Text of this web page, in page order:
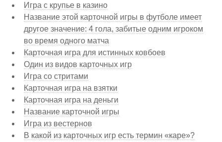
Игра с крупье в казино
Название этой карточной игры в футболе имеет
другое значение: 4 гола, забитые одним игроком
во время одного матча
Карточная игра для истинных ковбоев
Один из видов карточных игр
Игра со стритами
Карточная игра на взятки
Карточная игра на деньги
Название карточной игры
Игра из вестернов
В какой из карточных игр есть термин «каре»?